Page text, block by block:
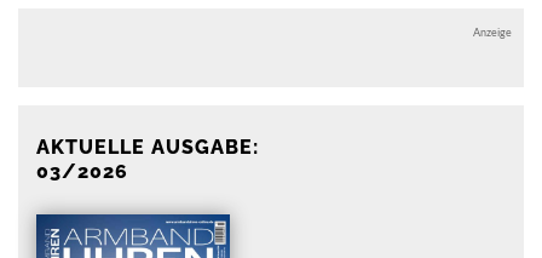
Anzeige
AKTUELLE AUSGABE:
03/2026